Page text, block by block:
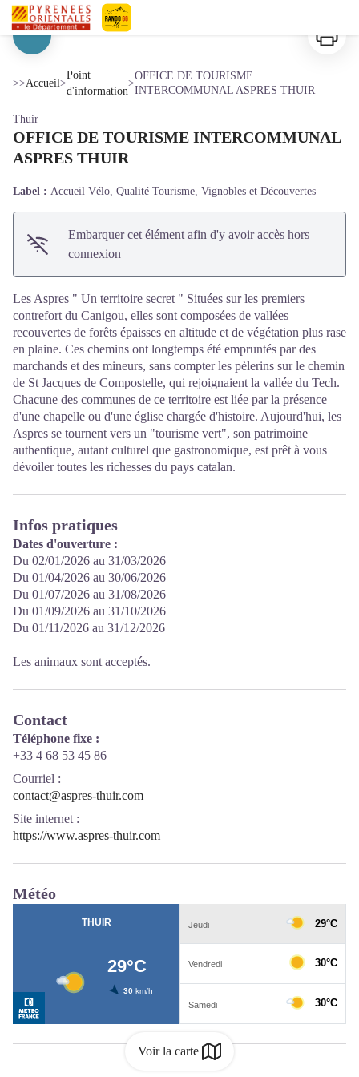
OFFICE DE TOURISME INTERCOMMUNAL ASPRES THUIR
Voir la carte
>>Accueil>
Point
d'information
>
OFFICE DE TOURISME
INTERCOMMUNAL ASPRES THUIR
Thuir
OFFICE DE TOURISME INTERCOMMUNAL
ASPRES THUIR
Label : Accueil Vélo, Qualité Tourisme, Vignobles et Découvertes
Embarquer cet élément afin d'y avoir accès hors
connexion
Les Aspres " Un territoire secret " Situées sur les premiers
contrefort du Canigou, elles sont composées de vallées
recouvertes de forêts épaisses en altitude et de végétation plus rase
en plaine. Ces chemins ont longtemps été empruntés par des
marchands et des mineurs, sans compter les pèlerins sur le chemin
de St Jacques de Compostelle, qui rejoignaient la vallée du Tech.
Chacune des communes de ce territoire est liée par la présence
d'une chapelle ou d'une église chargée d'histoire. Aujourd'hui, les
Aspres se tournent vers un "tourisme vert", son patrimoine
authentique, autant culturel que gastronomique, est prêt à vous
dévoiler toutes les richesses du pays catalan.
Infos pratiques
Dates d'ouverture :
Du 02/01/2026 au 31/03/2026
Du 01/04/2026 au 30/06/2026
Du 01/07/2026 au 31/08/2026
Du 01/09/2026 au 31/10/2026
Du 01/11/2026 au 31/12/2026
Les animaux sont acceptés.
Contact
Téléphone fixe :
+33 4 68 53 45 86
Courriel :
contact@aspres-thuir.com
Site internet :
https://www.aspres-thuir.com
Météo